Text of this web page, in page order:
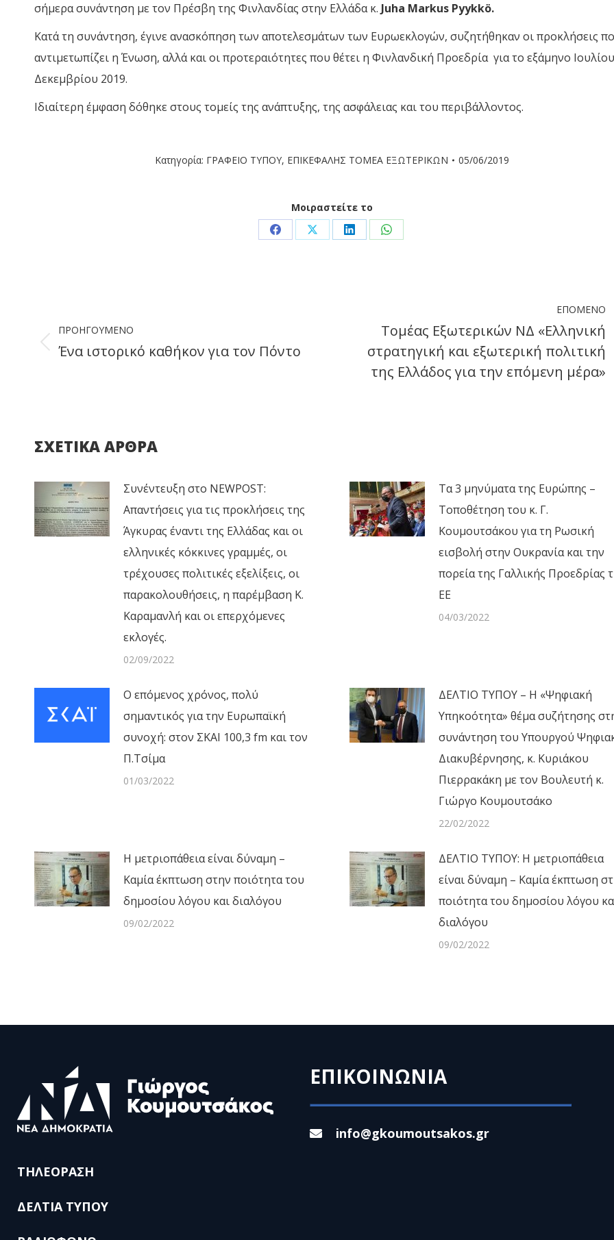
σήμερα συνάντηση με τον Πρέσβη της Φινλανδίας στην Ελλάδα κ. Juha Markus Pyykkö.
Κατά τη συνάντηση, έγινε ανασκόπηση των αποτελεσμάτων των Ευρωεκλογών, συζητήθηκαν οι προκλήσεις
αντιμετωπίζει η Ένωση, αλλά και οι προτεραιότητες που θέτει η Φινλανδική Προεδρία για το εξάμηνο
Δεκεμβρίου 2019.
Ιδιαίτερη έμφαση δόθηκε στους τομείς της ανάπτυξης, της ασφάλειας και του περιβάλλοντος.
Κατηγορία: ΓΡΑΦΕΙΟ ΤΥΠΟΥ, ΕΠΙΚΕΦΑΛΗΣ ΤΟΜΕΑ ΕΞΩΤΕΡΙΚΩΝ 05/06/2019
Μοιραστείτε το
Share Share Share Share
navigation
ΠΡΟΗΓΟΎΜΕΝΟ
Previous
Ένα ιστορικό καθήκον για τον Πόντο
ΕΠΌΜΕΝΟ
Next
post:
Τομέας Εξωτερικών ΝΔ «Ελληνική
στρατηγική και εξωτερική πολιτική
της Ελλάδος για την επόμενη μέρα»
ΣΧΕΤΙΚΑ ΑΡΘΡΑ
Συνέντευξη στο NEWPOST:
Απαντήσεις για τις προκλήσεις της
Άγκυρας έναντι της Ελλάδας και οι
ελληνικές κόκκινες γραμμές, οι
τρέχουσες πολιτικές εξελίξεις, οι
παρακολουθήσεις, η παρέμβαση Κ.
Καραμανλή και οι επερχόμενες
εκλογές.
02/09/2022
Τα 3 μηνύματα της Ευρώπης –
Τοποθέτηση του κ. Γ.
Κουμουτσάκου για τη Ρωσική
εισβολή στην Ουκρανία και την
πορεία της Γαλλικής Προεδρίας
ΕΕ
04/03/2022
Ο επόμενος χρόνος, πολύ
σημαντικός για την Ευρωπαϊκή
συνοχή: στον ΣΚΑΙ 100,3 fm και τον
Π.Τσίμα
01/03/2022
ΔΕΛΤΙΟ ΤΥΠΟΥ – Η «Ψηφιακή
Υπηκοότητα» θέμα συζήτησης
συνάντηση του Υπουργού
Διακυβέρνησης, κ. Κυριάκου
Πιερρακάκη με τον Βουλευτή κ.
Γιώργο Κουμουτσάκο
22/02/2022
Η μετριοπάθεια είναι δύναμη –
Καμία έκπτωση στην ποιότητα του
δημοσίου λόγου και διαλόγου
09/02/2022
ΔΕΛΤΙΟ ΤΥΠΟΥ: Η μετριοπάθεια
είναι δύναμη – Καμία έκπτωση
ποιότητα του δημοσίου λόγου
διαλόγου
09/02/2022
ΤΗΛΕΟΡΑΣΗ
ΔΕΛΤΙΑ ΤΥΠΟΥ
ΕΠΙΚΟΙΝΩΝΙΑ
info@gkoumoutsakos.gr